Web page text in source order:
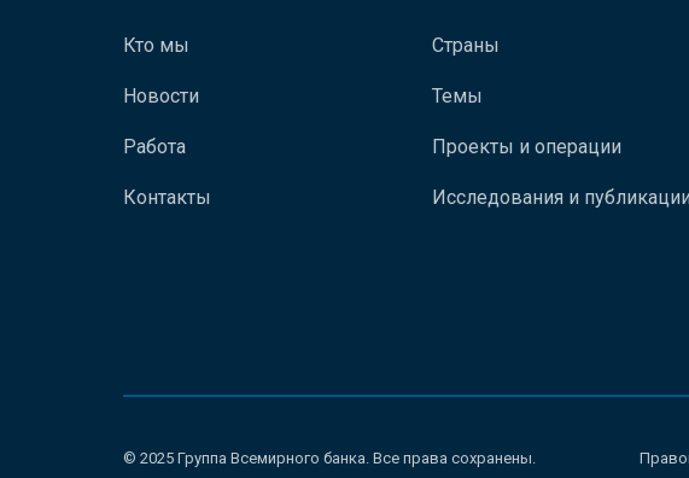
Кто мы
Новости
Работа
Контакты
Страны
Темы
Проекты и операции
Исследования и публикации
© 2025 Группа Всемирного банка. Все права сохранены.